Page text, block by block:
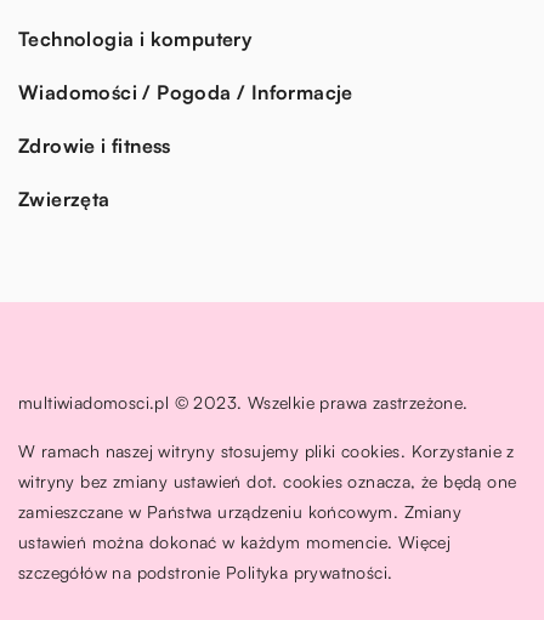
Technologia i komputery
Wiadomości / Pogoda / Informacje
Zdrowie i fitness
Zwierzęta
multiwiadomosci.pl © 2023. Wszelkie prawa zastrzeżone.
W ramach naszej witryny stosujemy pliki cookies. Korzystanie z
witryny bez zmiany ustawień dot. cookies oznacza, że będą one
zamieszczane w Państwa urządzeniu końcowym. Zmiany
ustawień można dokonać w każdym momencie. Więcej
szczegółów na podstronie Polityka prywatności.